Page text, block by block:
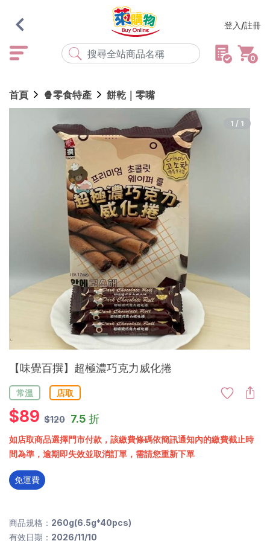
登入/註冊
0
熱門搜尋
米大師
海瑞、蔥阿伯
元榆 傘 風扇 柑心良品 樂廚
箱購 颱風
首頁 🍿零食特產 餅乾｜零嘴
1/1
【味覺百撰】超極濃巧克力威化捲
常溫 店取
$89 $120 7.5 折
如店取商品選擇門市付款，該繳費條碼依簡訊通知內的繳費截止時
間為準，逾期即失效並取消訂單，需請您重新下單
免運費
商品規格：260g(6.5g*40pcs)
有效日期：2026/11/10